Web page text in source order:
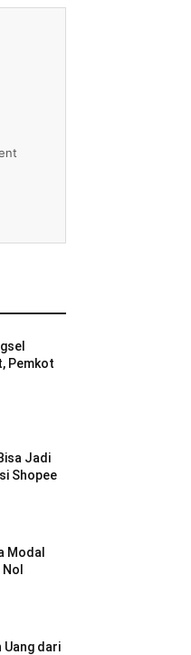
Pemkot
Jadi
Shopee
Modal
Uang dari